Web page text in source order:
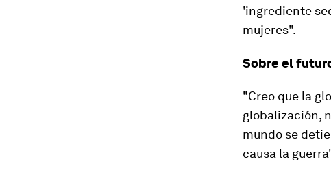
'ingrediente
mujeres".
Sobre el
"Creo que la
globalización,
mundo se
causa la